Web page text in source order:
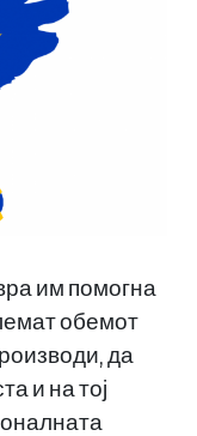
им помогна
обемот
да
и на тој